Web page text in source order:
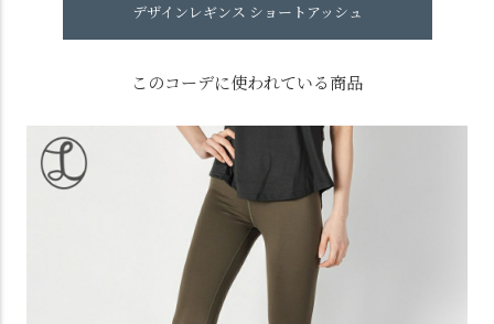
デザインレギンス ショートアッシュ
このコーデに使われている商品